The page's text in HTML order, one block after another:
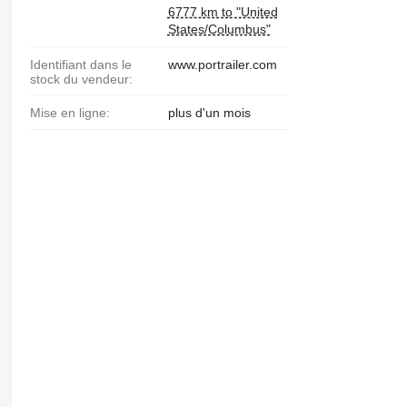
6777 km to "United
States/Columbus"
Identifiant dans le
stock du vendeur:
www.portrailer.com
Mise en ligne: plus d'un mois